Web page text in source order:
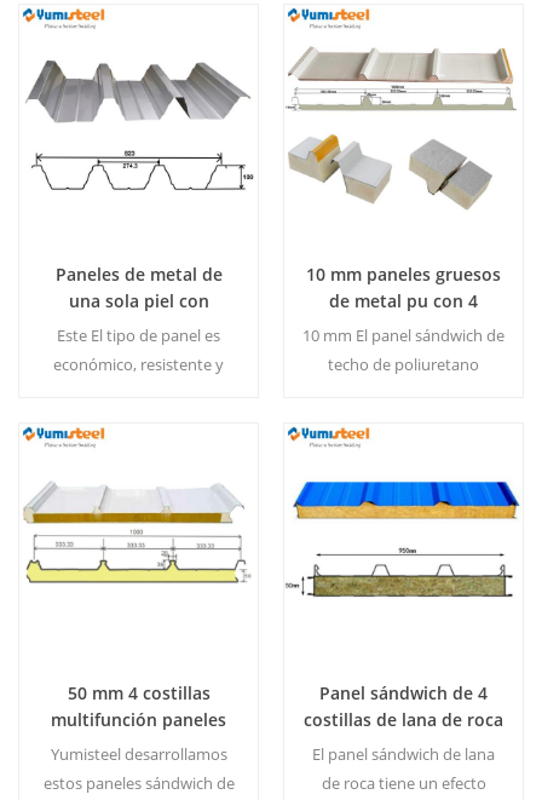
Paneles de metal de
una sola piel con
nervadura súper alta
para techo
Este El tipo de panel es
económico, resistente y
volúmenes de agua. MOQ:
500 M² / color & Talla
Lee Mas
10 mm paneles gruesos
de metal pu con 4
nervaduras para techo
10 mm El panel sándwich de
techo de poliuretano
delgado que podemos
hacer ahora. MOQ: 1000 M²
/ color & Talla
Lee Mas
50 mm 4 costillas
multifunción paneles
sándwich de techo para
soluciones solares
Yumisteel desarrollamos
estos paneles sándwich de
Panel sándwich de 4
costillas de lana de roca
para techo exterior de
150 mm
El panel sándwich de lana
de roca tiene un efecto